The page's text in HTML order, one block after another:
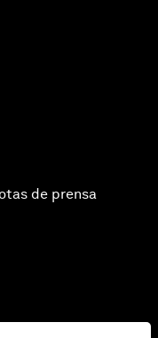
de prensa